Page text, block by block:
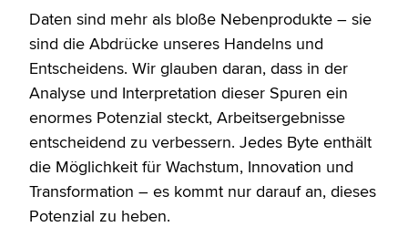
Daten sind mehr als bloße Nebenprodukte – sie
sind die Abdrücke unseres Handelns und
Entscheidens. Wir glauben daran, dass in der
Analyse und Interpretation dieser Spuren ein
enormes Potenzial steckt, Arbeitsergebnisse
entscheidend zu verbessern. Jedes Byte enthält
die Möglichkeit für Wachstum, Innovation und
Transformation – es kommt nur darauf an, dieses
Potenzial zu heben.